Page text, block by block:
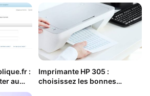
:
au
Imprimante HP 305 :
choisissez les bonnes